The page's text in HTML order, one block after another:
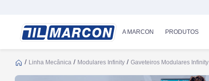
A MARCON PRODUTOS
/ Linha Mecânica / Modulares Infinity / Gaveteiros Modulares Infinity